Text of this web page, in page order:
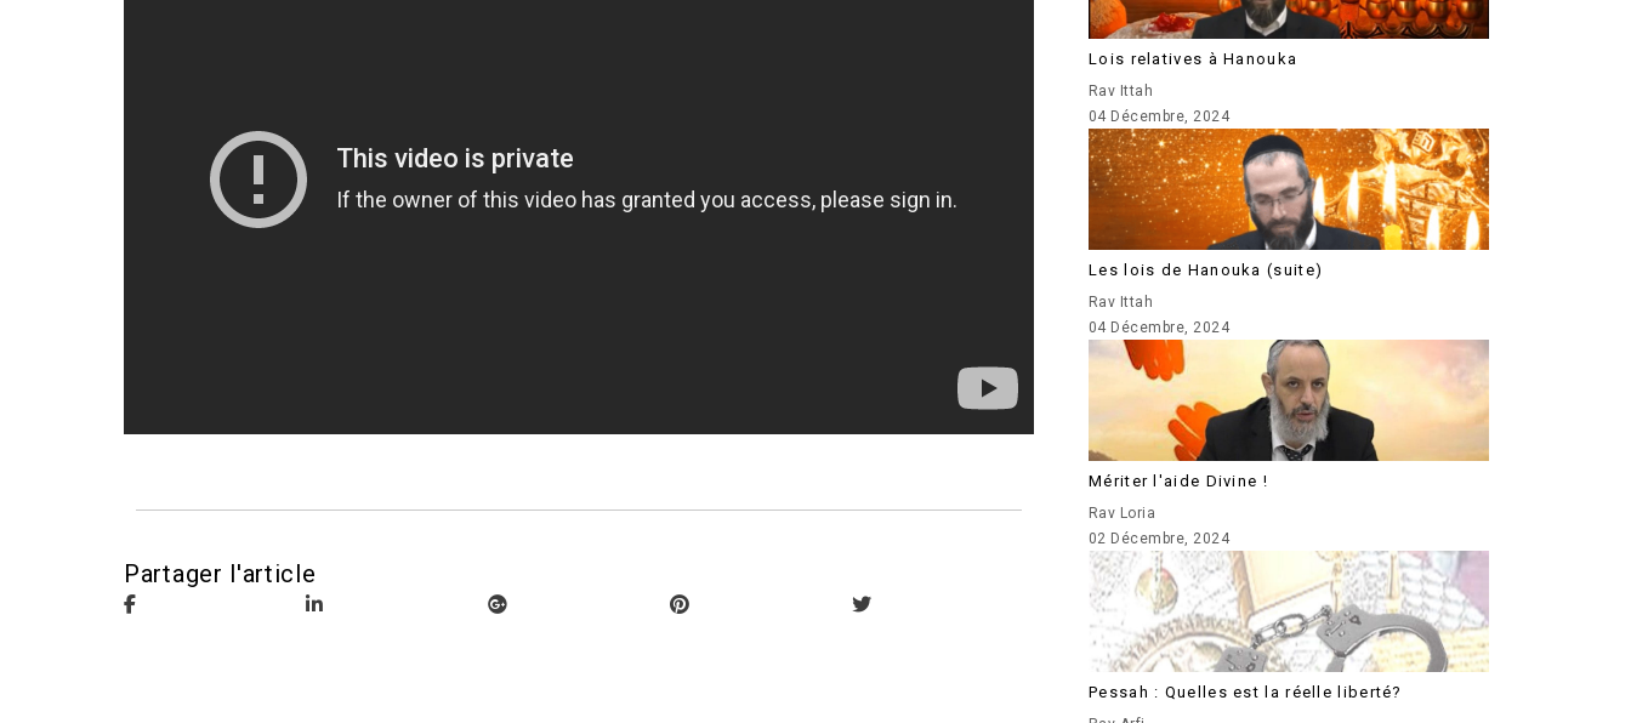
Partager l'article
Lois relatives à Hanouka
Rav Ittah
04 Décembre, 2024
Les lois de Hanouka (suite)
Rav Ittah
04 Décembre, 2024
Mériter l'aide Divine !
Rav Loria
02 Décembre, 2024
Pessah : Quelles est la réelle liberté?